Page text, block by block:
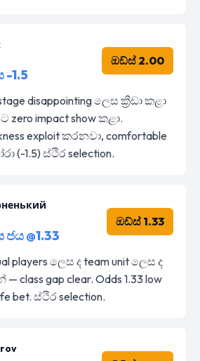
1.5
ඔඩ්ස් 2.00
disappointing ලෙස ක්‍රීඩා කළා
zero impact show කළා.
exploit කරනවා, comfortable
(-1.5) ස්ථිර selection.
@1.33
ඔඩ්ස් 1.33
players ලෙස ද team unit ලෙස ද
class gap clear. Odds 1.33 low
bet. ස්ථිර selection.